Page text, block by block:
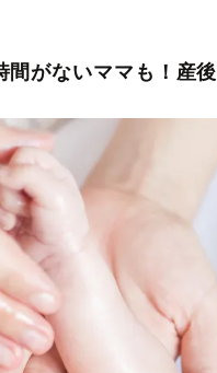
間がないママも！産